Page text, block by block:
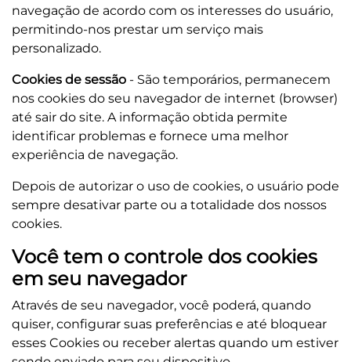
navegação de acordo com os interesses do usuário,
permitindo-nos prestar um serviço mais
personalizado.
Cookies de sessão - São temporários, permanecem
nos cookies do seu navegador de internet (browser)
até sair do site. A informação obtida permite
identificar problemas e fornece uma melhor
experiência de navegação.
Depois de autorizar o uso de cookies, o usuário pode
sempre desativar parte ou a totalidade dos nossos
cookies.
Você tem o controle dos cookies
em seu navegador
Através de seu navegador, você poderá, quando
quiser, configurar suas preferências e até bloquear
esses Cookies ou receber alertas quando um estiver